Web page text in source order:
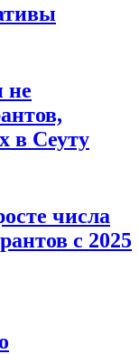
не
в Сеуту
числа
с 2025